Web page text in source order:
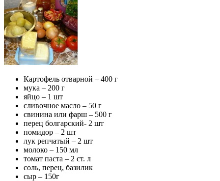
Картофель отварной – 400 г
мука – 200 г
яйцо – 1 шт
сливочное масло – 50 г
свинина или фарш – 500 г
перец болгарский- 2 шт
помидор – 2 шт
лук репчатый – 2 шт
молоко – 150 мл
томат паста – 2 ст. л
соль, перец, базилик
сыр – 150г